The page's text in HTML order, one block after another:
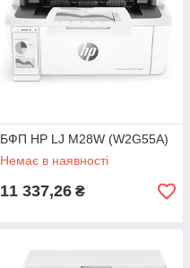
БФП HP LJ M28W (W2G55A)
Немає в наявності
11 337,26 ₴